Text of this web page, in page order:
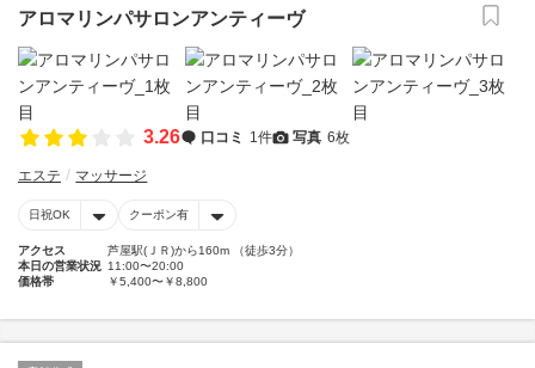
アロマリンパサロンアンティーヴ
3.26 口コミ 1件 写真 6枚
エステ マッサージ
日祝OK クーポン有
アクセス
芦屋駅(ＪＲ)から160m （徒歩3分）
本日の営業状況 11:00〜20:00
価格帯
￥5,400〜￥8,800